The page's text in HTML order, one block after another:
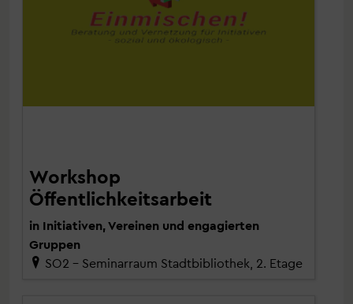
Workshop
Öffentlichkeitsarbeit
in Initiativen, Vereinen und engagierten
Gruppen
SO2 – Seminarraum Stadtbibliothek, 2. Etage